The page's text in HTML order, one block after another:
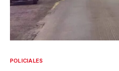
POLICIALES